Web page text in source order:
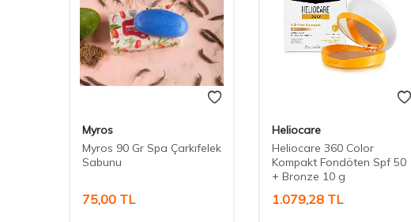
Myros
Myros 90 Gr Spa Çarkıfelek
Sabunu
75,00 TL
Heliocare
Heliocare 360 Color
Kompakt Fondöten Spf 50
+ Bronze 10 g
1.079,28 TL